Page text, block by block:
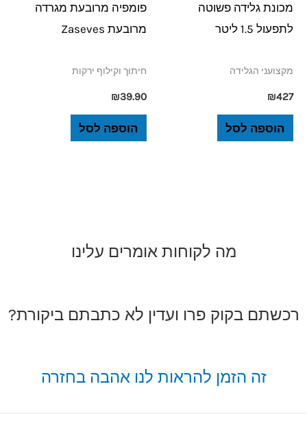
מכונת גלידה פשוטה
לתפעול 1.5 ליטר
מקצועני הגלידה
₪427
הוספה לסל
פומפיה מרובעת מגרדה
מרובעת Zaseves
חיתוך וקילוף ירקות
₪39.90
הוספה לסל
מה לקוחות אומרים עלינו
רכשתם בקוק פרו ועדין לא כתבתם ביקורת?
זה הזמן להראות לנו אהבה בחזרה